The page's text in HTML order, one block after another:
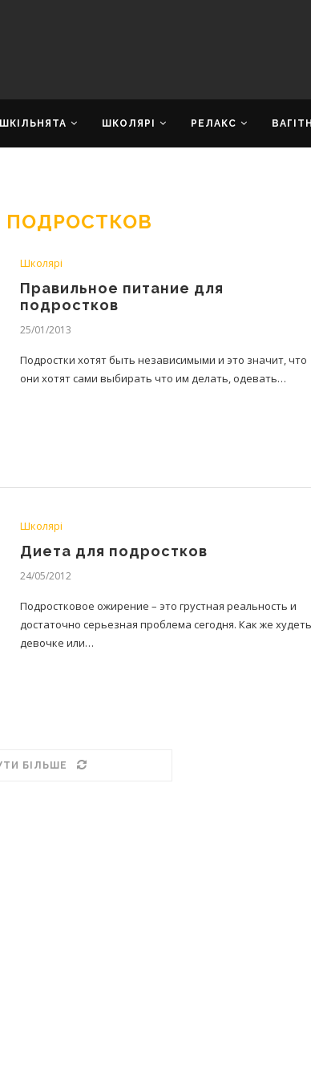
ШКОЛЯРІ РЕЛАКС
ПОДРОСТКОВ
Школярі
Правильное питание для
подростков
25/01/2013
Подростки хотят быть независимыми и это значит, что
они хотят сами выбирать что им делать, одевать…
Школярі
Диета для подростков
24/05/2012
Подростковое ожирение – это грустная реальность и
достаточно серьезная проблема сегодня. Как же худеть
девочке или…
БІЛЬШЕ